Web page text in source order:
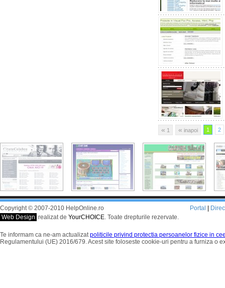
« 1 « inapoi 1 2
Copyright © 2007-2010 HelpOnline.ro
Web Design realizat de YourCHOICE. Toate drepturile rezervate.
Portal
Te informam ca ne-am actualizatpoliticile privind protectia persoanelor fizice in
Regulamentului (UE) 2016/679. Acest site foloseste cookie-uri pentru a furniza o